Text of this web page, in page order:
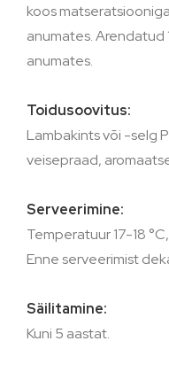
koos
anumates.
anumates.
Toidusoovitus:
Lambakints või -selg
veisepraad,
Serveerimine:
Temperatuur 17-18
Enne serveerimist
Säilitamine:
Kuni 5 aastat.